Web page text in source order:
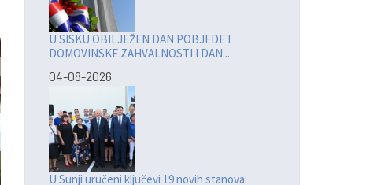
U SISKU OBILJEŽEN DAN POBJEDE I
DOMOVINSKE ZAHVALNOSTI I DAN...
04-08-2026
U Sunji uručeni ključevi 19 novih stanova: